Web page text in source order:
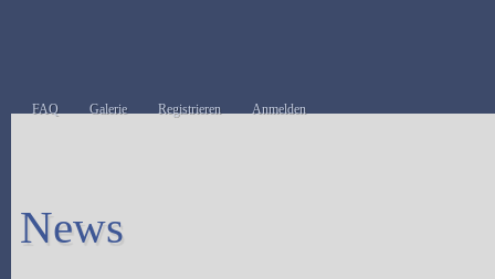
FAQ Galerie Registrieren Anmelden
News